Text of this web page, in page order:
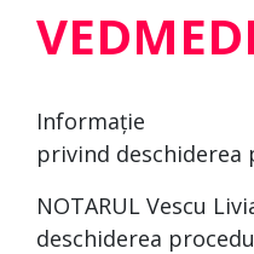
Informație
privind deschiderea
NOTARUL Vescu
deschiderea